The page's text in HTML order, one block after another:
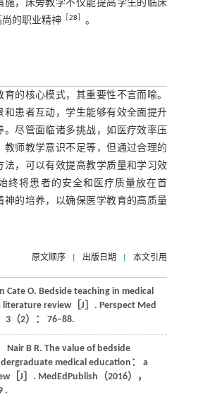
施，床旁教学不仅能提高学生的临床
的职业精神
28 。
的核心模式，其重要性不言而喻。
和患者互动，学生能够有效全面提升
。尽管面临诸多挑战，如医疗效率压
教师教学意识不足等，但通过合理的
法，可以有效提高教学质量和学习效
终将患者的安全和医疗质量放在首
神的培养，以确保医学教育的高质量
原文顺序 出版日期 本文引用
Cate O. Bedside teaching in medical
review［J］. Perspect Med
3（2）： 76–88.
Nair B R. The value of bedside
medical education： a
［J］. MedEdPublish （2016），
.